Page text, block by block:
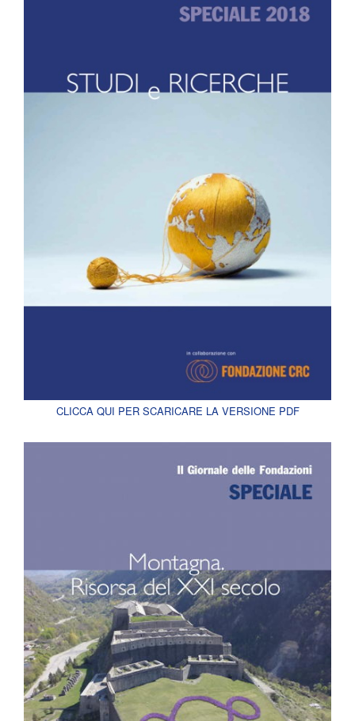
CLICCA QUI PER SCARICARE LA VERSIONE PDF